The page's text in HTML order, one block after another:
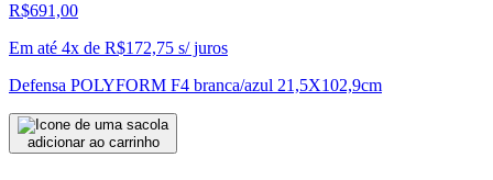
R$691,00
Em até 4x de R$172,75 s/ juros
Defensa POLYFORM F4 branca/azul 21,5X102,9cm
adicionar ao carrinho